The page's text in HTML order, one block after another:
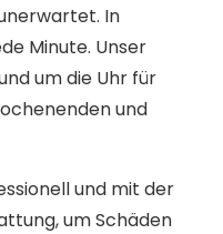
In
Minute. Unser
um die Uhr für
und
und mit der
um Schäden